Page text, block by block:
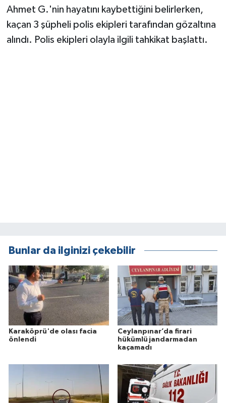
Ahmet G.'nin hayatını kaybettiğini belirlerken,
kaçan 3 şüpheli polis ekipleri tarafından gözaltına
alındı. Polis ekipleri olayla ilgili tahkikat başlattı.
Bunlar da ilginizi çekebilir
Karaköprü'de olası facia
önlendi
Ceylanpınar’da firari
hükümlü jandarmadan
kaçamadı